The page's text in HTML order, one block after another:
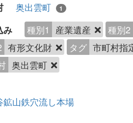
奥出雲町 1
み 種別1 産業遺産
種別2
有形文化財 タグ 市町村指
奥出雲町
鉱山鉄穴流し本場